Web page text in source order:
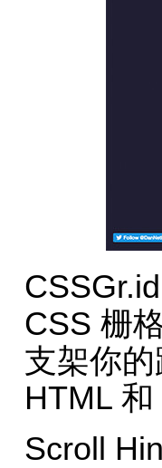
CSS 栅
支架你
HTML 和
Scroll